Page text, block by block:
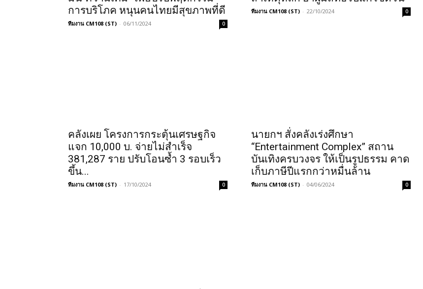
การบริโภค หนุนคนไทยมีสุขภาพที่ดี
ทีมงาน CM108 (ST) - 06/11/2024 0
ทีมงาน CM108 (ST) - 22/10/2024 0
คลังเผย โครงการกระตุ้นเศรษฐกิจ
แจก 10,000 บ. จ่ายไม่สำเร็จ
381,287 ราย ปรับโอนซ้ำ 3 รอบเร็ว
ขึ้น...
ทีมงาน CM108 (ST) - 17/10/2024 0
นายกฯ สั่งคลังเร่งศึกษา
“Entertainment Complex” สถาน
บันเทิงครบวงจร ให้เป็นรูปธรรม คาด
เก็บภาษีปีแรกกว่าหมื่นล้าน
ทีมงาน CM108 (ST) - 04/06/2024 0